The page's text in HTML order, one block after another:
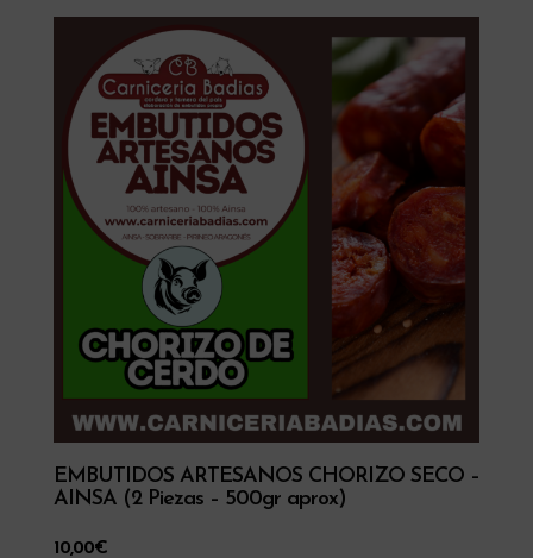
EMBUTIDOS ARTESANOS CHORIZO SECO –
AINSA (2 Piezas – 500gr aprox)
10,00€